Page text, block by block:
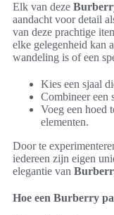
Elk van deze
aandacht voor detail
van deze prachtige
elke gelegenheid kan
wandeling is of een
Kies een sjaal
Combineer een
Voeg een hoed
elementen.
Door te
iedereen zijn eigen
elegantie van
Hoe een Burberry